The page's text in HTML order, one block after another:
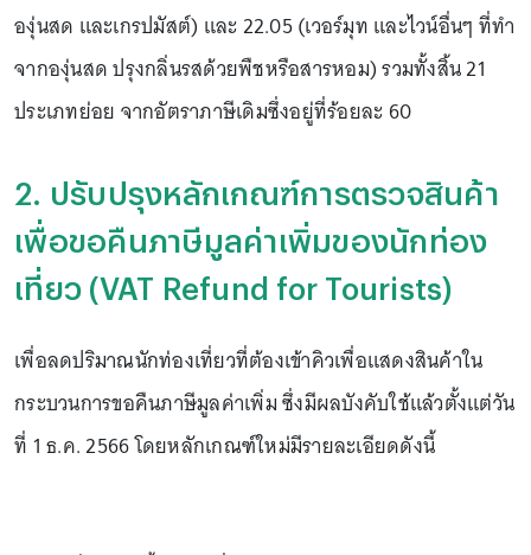
องุ่นสด และเกรปมัสต์) และ 22.05 (เวอร์มุท และไวน์อื่นๆ ที่ทำ
จากองุ่นสด ปรุงกลิ่นรสด้วยพืชหรือสารหอม) รวมทั้งสิ้น 21
ประเภทย่อย จากอัตราภาษีเดิมซึ่งอยู่ที่ร้อยละ 60
2. ปรับปรุงหลักเกณฑ์การตรวจสินค้า
เพื่อขอคืนภาษีมูลค่าเพิ่มของนักท่อง
เที่ยว (VAT Refund for Tourists)
เพื่อลดปริมาณนักท่องเที่ยวที่ต้องเข้าคิวเพื่อแสดงสินค้าใน
กระบวนการขอคืนภาษีมูลค่าเพิ่ม ซึ่งมีผลบังคับใช้แล้วตั้งแต่วัน
ที่ 1 ธ.ค. 2566 โดยหลักเกณฑ์ใหม่มีรายละเอียดดังนี้